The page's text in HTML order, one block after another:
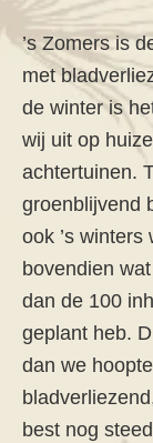
tuinierster
’s Zomers is
met
de winter is
wij uit op
achtertuinen.
groenblijvend
ook ’s
bovendien
dan de 100
geplant heb.
dan we
best nog